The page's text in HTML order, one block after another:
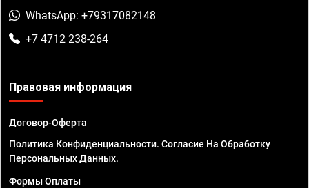
WhatsApp: +79317082148
+7 4712 238-264
Правовая информация
Договор-Оферта
Политика Конфиденциальности. Согласие На Обработку
Персональных Данных.
Формы Оплаты